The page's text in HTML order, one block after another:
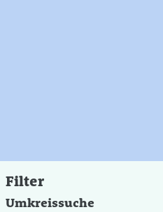
Filter
Umkreissuche